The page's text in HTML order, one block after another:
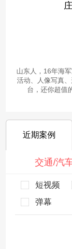
山东人，16年海
活动、人像写真
台，还你超值
近期案例
交通/汽
短视频
弹幕